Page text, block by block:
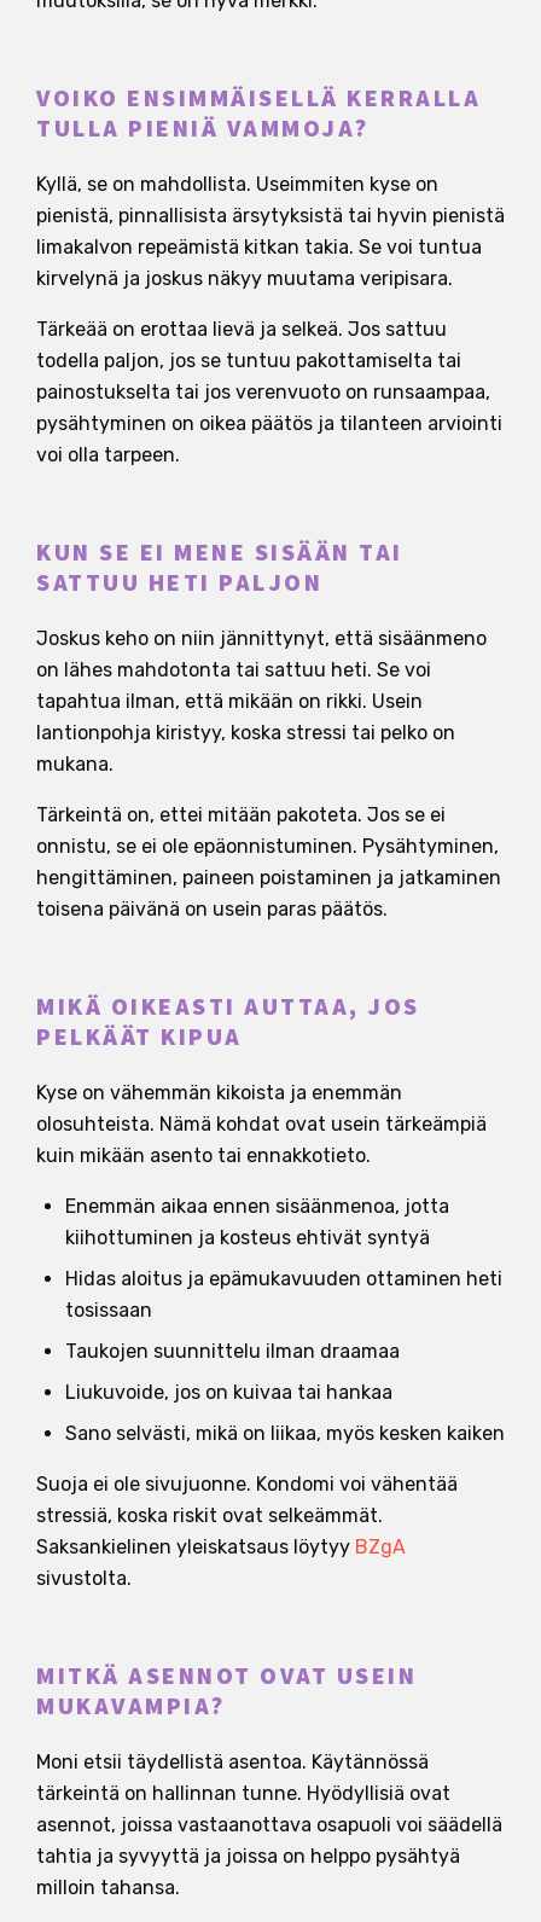
VOIKO ENSIMMÄISELLÄ KERRALLA
TULLA PIENIÄ VAMMOJA?
Kyllä, se on mahdollista. Useimmiten kyse on
pienistä, pinnallisista ärsytyksistä tai hyvin pienistä
limakalvon repeämistä kitkan takia. Se voi tuntua
kirvelynä ja joskus näkyy muutama veripisara.
Tärkeää on erottaa lievä ja selkeä. Jos sattuu
todella paljon, jos se tuntuu pakottamiselta tai
painostukselta tai jos verenvuoto on runsaampaa,
pysähtyminen on oikea päätös ja tilanteen arviointi
voi olla tarpeen.
KUN SE EI MENE SISÄÄN TAI
SATTUU HETI PALJON
Joskus keho on niin jännittynyt, että sisäänmeno
on lähes mahdotonta tai sattuu heti. Se voi
tapahtua ilman, että mikään on rikki. Usein
lantionpohja kiristyy, koska stressi tai pelko on
mukana.
Tärkeintä on, ettei mitään pakoteta. Jos se ei
onnistu, se ei ole epäonnistuminen. Pysähtyminen,
hengittäminen, paineen poistaminen ja jatkaminen
toisena päivänä on usein paras päätös.
MIKÄ OIKEASTI AUTTAA, JOS
PELKÄÄT KIPUA
Kyse on vähemmän kikoista ja enemmän
olosuhteista. Nämä kohdat ovat usein tärkeämpiä
kuin mikään asento tai ennakkotieto.
Enemmän aikaa ennen sisäänmenoa, jotta
kiihottuminen ja kosteus ehtivät syntyä
Hidas aloitus ja epämukavuuden ottaminen heti
tosissaan
Taukojen suunnittelu ilman draamaa
Liukuvoide, jos on kuivaa tai hankaa
Sano selvästi, mikä on liikaa, myös kesken kaiken
Suoja ei ole sivujuonne. Kondomi voi vähentää
stressiä, koska riskit ovat selkeämmät.
Saksankielinen yleiskatsaus löytyy BZgA
sivustolta.
MITKÄ ASENNOT OVAT USEIN
MUKAVAMPIA?
Moni etsii täydellistä asentoa. Käytännössä
tärkeintä on hallinnan tunne. Hyödyllisiä ovat
asennot, joissa vastaanottava osapuoli voi säädellä
tahtia ja syvyyttä ja joissa on helppo pysähtyä
milloin tahansa.